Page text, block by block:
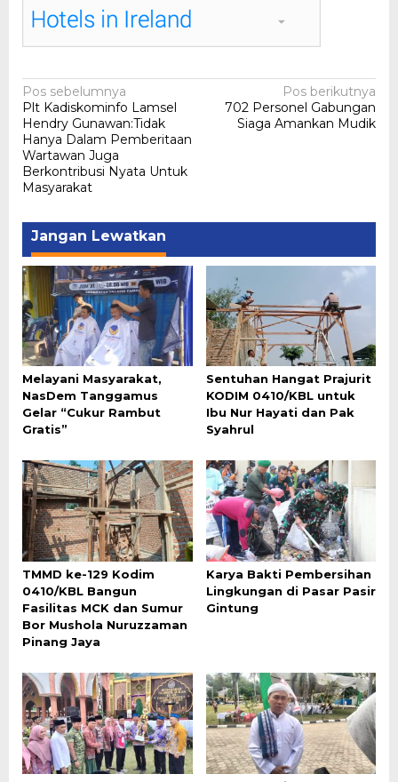
Navigasi
pos
Pos sebelumnya
Plt Kadiskominfo Lamsel
Hendry Gunawan:Tidak
Hanya Dalam Pemberitaan
Wartawan Juga
Berkontribusi Nyata Untuk
Masyarakat
Pos berikutnya
702 Personel Gabungan
Siaga Amankan Mudik
Jangan Lewatkan
Melayani Masyarakat,
NasDem Tanggamus
Gelar “Cukur Rambut
Gratis”
Sentuhan Hangat Prajurit
KODIM 0410/KBL untuk
Ibu Nur Hayati dan Pak
Syahrul
TMMD ke-129 Kodim
0410/KBL Bangun
Fasilitas MCK dan Sumur
Bor Mushola Nuruzzaman
Pinang Jaya
Karya Bakti Pembersihan
Lingkungan di Pasar Pasir
Gintung